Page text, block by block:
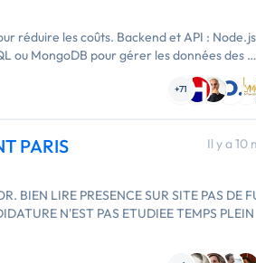
réduire les coûts. Backend et API :
ou MongoDB pour gérer les données des …
+71
PARIS
Il y a 10
LIRE PRESENCE SUR SITE PAS DE
N'EST PAS ETUDIEE TEMPS PLEIN